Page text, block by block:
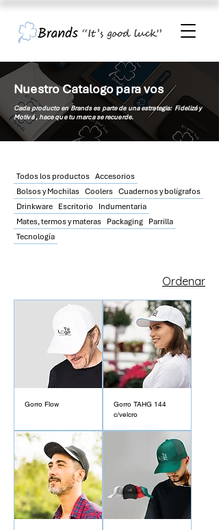
Nuestro Catalogo para vos
Cada producto en Brands es parte de una estrategia: Fidelizá y
Motivá , hace que tumarcase recuerde.
Todos los productos Accesorios
Bolsos y Mochilas Coolers Cuadernos y bolígrafos
Drinkware
Escritorio
Indumentaria
Mates, termos y materas
Packaging
Parrilla
Tecnología
Ordenar
Gorro Flow
Gorro TAHG 144
c/velcro